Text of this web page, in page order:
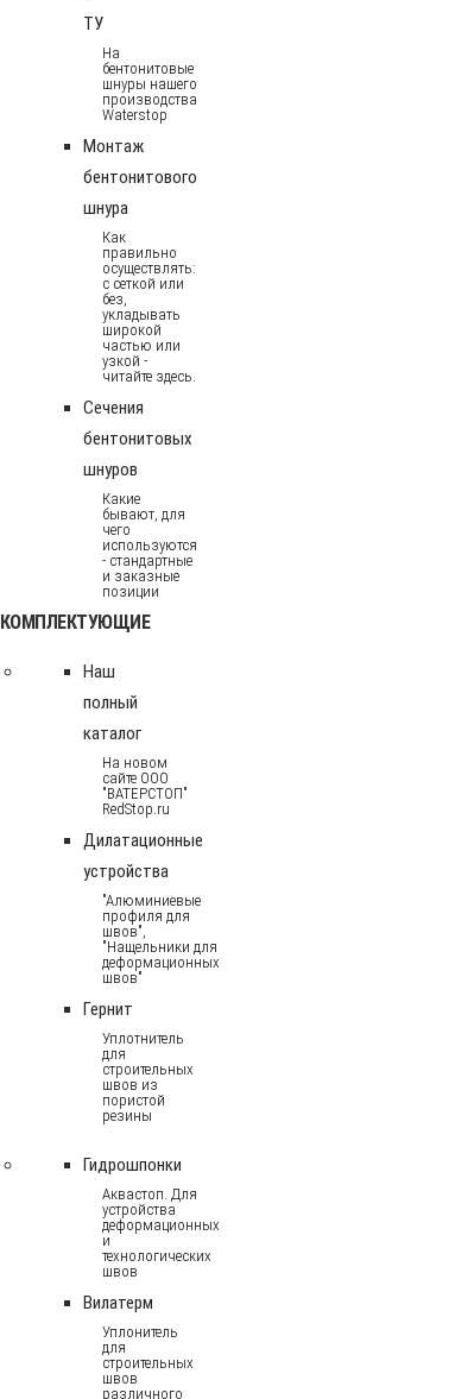
ТУ
На
бентонитовые
шнуры нашего
производства
Waterstop
Монтаж
бентонитового
шнура
Как
правильно
осуществлять:
с сеткой или
без,
укладывать
широкой
частью или
узкой -
читайте здесь.
Сечения
бентонитовых
шнуров
Какие
бывают, для
чего
используются
- стандартные
и заказные
позиции
КОМПЛЕКТУЮЩИЕ
Наш
полный
каталог
На новом
сайте ООО
"ВАТЕРСТОП"
RedStop.ru
Дилатационные
устройства
"Алюминиевые
профиля для
швов",
"Нащельники для
деформационных
швов"
Гернит
Уплотнитель
для
строительных
швов из
пористой
резины
Гидрошпонки
Аквастоп. Для
устройства
деформационных
и
технологических
швов
Вилатерм
Уплонитель
для
строительных
швов
различного